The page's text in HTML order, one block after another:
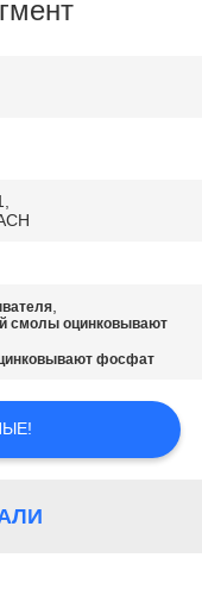
,
смолы оцинковывают
фосфат